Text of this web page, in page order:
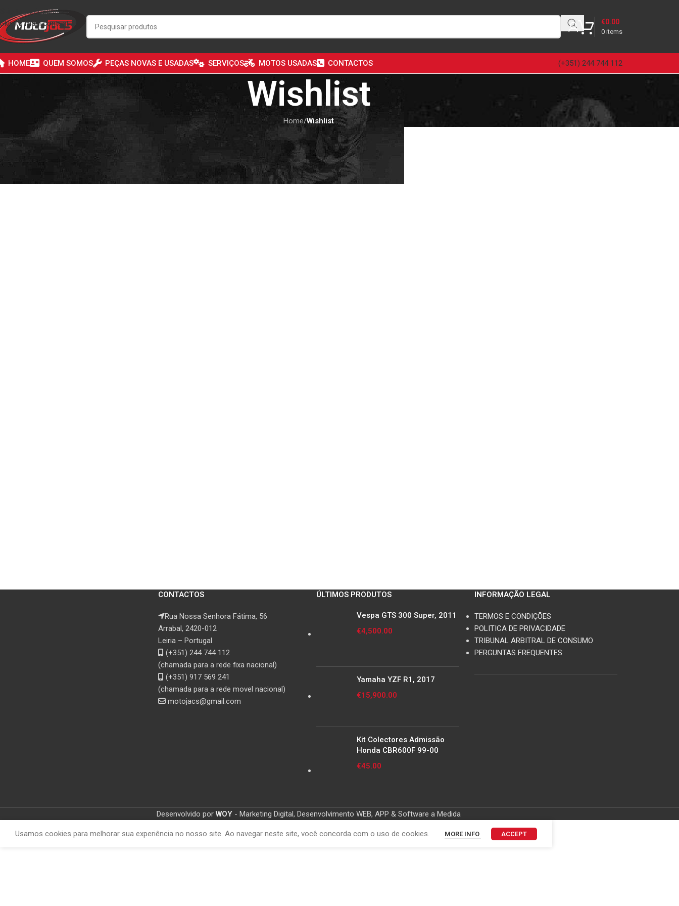
Skip to navigation
Skip to main content
0 items
€0.00
HOME QUEM SOMOS PEÇAS NOVAS E USADAS SERVIÇOS MOTOS USADAS CONTACTOS (+351) 244 744 112
Wishlist
Home/Wishlist
[yith_wcwl_wishlist]
CONTACTOS
Rua Nossa Senhora Fátima, 56
Arrabal, 2420-012
Leiria – Portugal
(+351) 244 744 112
(chamada para a rede fixa nacional)
(+351) 917 569 241
(chamada para a rede movel nacional)
motojacs@gmail.com
ÚLTIMOS PRODUTOS
Vespa GTS 300 Super, 2011
€4,500.00
Yamaha YZF R1, 2017
€15,900.00
Kit Colectores Admissão
Honda CBR600F 99-00
€45.00
INFORMAÇÃO LEGAL
TERMOS E CONDIÇÕES
POLITICA DE PRIVACIDADE
TRIBUNAL ARBITRAL DE CONSUMO
PERGUNTAS FREQUENTES
Desenvolvido por WOY - Marketing Digital, Desenvolvimento WEB, APP & Software a Medida
Usamos cookies para melhorar sua experiência no nosso site. Ao navegar neste site, você concorda com o uso de cookies. MORE INFO ACCEPT